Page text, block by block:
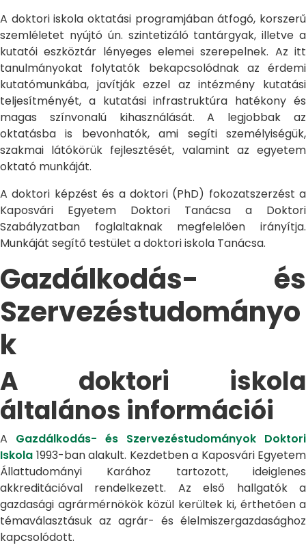
A doktori iskola oktatási programjában átfogó, korszerű
szemléletet nyújtó ún. szintetizáló tantárgyak, illetve a
kutatói eszköztár lényeges elemei szerepelnek. Az itt
tanulmányokat folytatók bekapcsolódnak az érdemi
kutatómunkába, javítják ezzel az intézmény kutatási
teljesítményét, a kutatási infrastruktúra hatékony és
magas színvonalú kihasználását. A legjobbak az
oktatásba is bevonhatók, ami segíti személyiségük,
szakmai látókörük fejlesztését, valamint az egyetem
oktató munkáját.
A doktori képzést és a doktori (PhD) fokozatszerzést a
Kaposvári Egyetem Doktori Tanácsa a Doktori
Szabályzatban foglaltaknak megfelelően irányítja.
Munkáját segítő testület a doktori iskola Tanácsa.
Gazdálkodás- és
Szervezéstudományo
k
A doktori iskola
általános információi
A Gazdálkodás- és Szervezéstudományok Doktori
Iskola 1993-ban alakult. Kezdetben a Kaposvári Egyetem
Állattudományi Karához tartozott, ideiglenes
akkreditációval rendelkezett. Az első hallgatók a
gazdasági agrármérnökök közül kerültek ki, érthetően a
témaválasztásuk az agrár- és élelmiszergazdasághoz
kapcsolódott.